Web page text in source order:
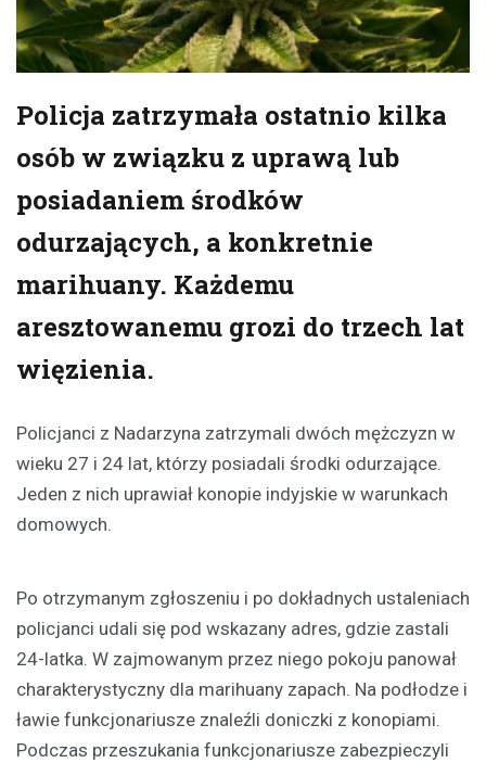
Policja zatrzymała ostatnio kilka
osób w związku z uprawą lub
posiadaniem środków
odurzających, a konkretnie
marihuany. Każdemu
aresztowanemu grozi do trzech lat
więzienia.
Policjanci z Nadarzyna zatrzymali dwóch mężczyzn w
wieku 27 i 24 lat, którzy posiadali środki odurzające.
Jeden z nich uprawiał konopie indyjskie w warunkach
domowych.
Po otrzymanym zgłoszeniu i po dokładnych ustaleniach
policjanci udali się pod wskazany adres, gdzie zastali
24-latka. W zajmowanym przez niego pokoju panował
charakterystyczny dla marihuany zapach. Na podłodze i
ławie funkcjonariusze znaleźli doniczki z konopiami.
Podczas przeszukania funkcjonariusze zabezpieczyli